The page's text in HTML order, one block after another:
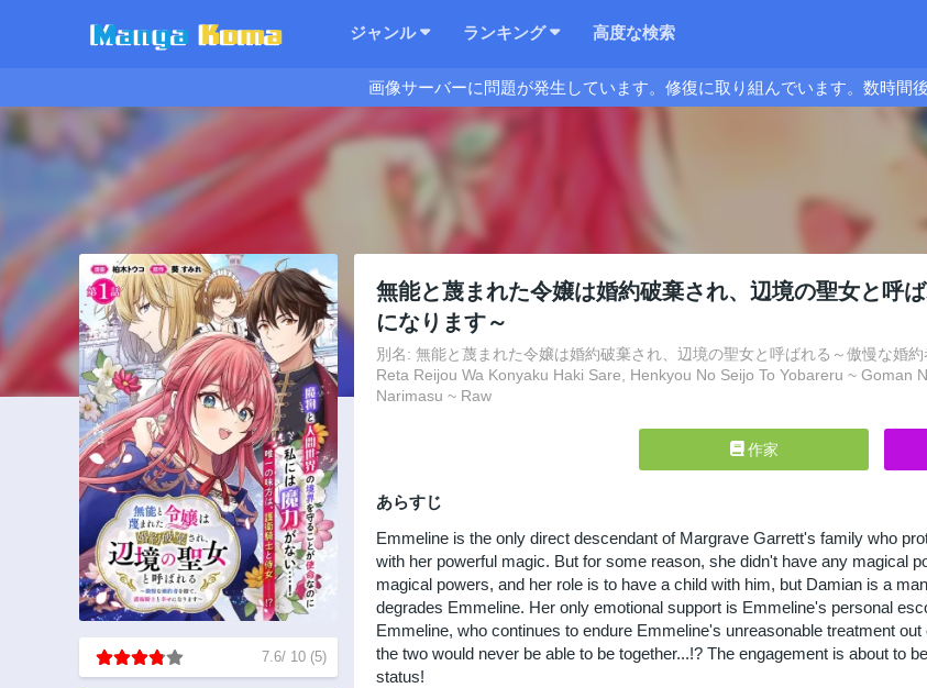
ジャンル ランキング 高度な検索
画像サーバーに問題が発生しています。修復に取り組んでいます。数時間
7.6/ 10 (5)
無能と蔑まれた令嬢は婚約破棄され、辺境の聖女と呼
になります～
別名: 無能と蔑まれた令嬢は婚約破棄され、辺境の聖女と呼ばれる～傲慢な婚
Reta Reijou Wa Konyaku Haki Sare, Henkyou No Seijo To Yobareru ~ Goman
Narimasu ~ Raw
作家
あらすじ
Emmeline is the only direct descendant of Margrave Garrett's family who
with her powerful magic. But for some reason, she didn't have any magical
magical powers, and her role is to have a child with him, but Damian is a
degrades Emmeline. Her only emotional support is Emmeline's personal
Emmeline, who continues to endure Emmeline's unreasonable treatment
the two would never be able to be together...!? The engagement is about to
status!